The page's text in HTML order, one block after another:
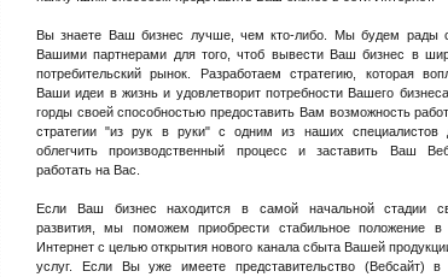
Вы знаете Ваш бизнес лучше, чем кто-либо. Мы будем рады
Вашими партнерами для того, чтоб вывести Ваш бизнес в
потребительский рынок. Разработаем стратегию, которая
Ваши идеи в жизнь и удовлетворит потребности Вашего
горды своей способностью предоставить Вам возможность
стратегии "из рук в руки" с одним из наших специалистов
облегчить производственный процесс и заставить Ваш
работать на Вас.
Если Ваш бизнес находится в самой начальной стадии
развития, мы поможем приобрести стабильное положение в
Интернет с целью открытия нового канала сбыта Вашей
услуг. Если Вы уже имеете представительство (Вебсайт) в